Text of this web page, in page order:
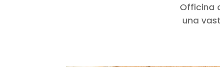
Officina
una